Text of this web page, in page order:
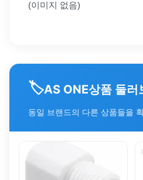
(이미지 없음)
🏷️AS ONE상품 둘러
동일 브랜드의 다른 상품들을